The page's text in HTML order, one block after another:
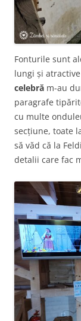
Fonturile sunt
lungi și
celebră m-au
paragrafe
cu multe
secțiune, toate
să văd că la
detalii care fac